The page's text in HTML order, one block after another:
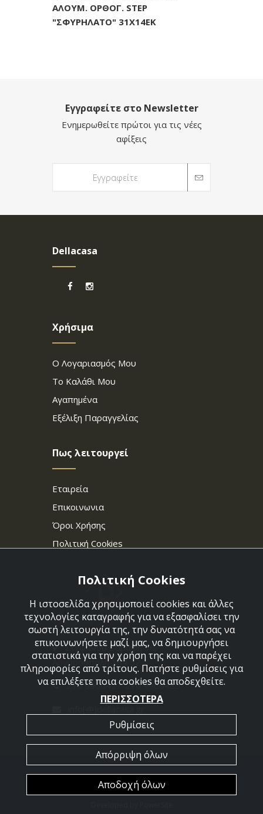
ΑΛΟΥΜ. ΟΡΘΟΓ. STEP
"ΣΦΥΡΗΛΑΤΟ" 31X14EK
Εγγραφείτε στο Newsletter
Ενημερωθείτε πρώτοι για τις νέες
αφίξεις
Dellacasa
Χρήσιμα
Ο Λογαριασμός Μου
Το Καλάθι Μου
Αγαπημένα
Εξέλιξη Παραγγελίας
Πως λειτουργεί
Εταιρεία
Επικοινωνια
Όροι Χρήσης
Πολιτική Cookies
Στεφάνου Σαράφη 36,
Αργυρούπολη 164 52
210 9960427-210 9960489
2026 @ All Rights Reserved - Dellacasa
Πολιτική Cookies
Η ιστοσελίδα χρησιμοποιεί cookies και άλλες
τεχνολογίες καταγραφής για να εξασφαλίσει την
σωστή λειτουργία της, την δυνατότητά σας να
επικοινωνήσετε μαζί μας, να δημιουργήσει
στατιστικά για την χρήση της και να παρέχει
πληροφορίες από τρίτους. Πατήστε ρυθμίσεις για
να επιλέξετε ποια cookies θα αποδεχθείτε.
ΠΕΡΙΣΣΟΤΕΡΑ
Ρυθμίσεις
Απόρριψη όλων
Αποδοχή όλων